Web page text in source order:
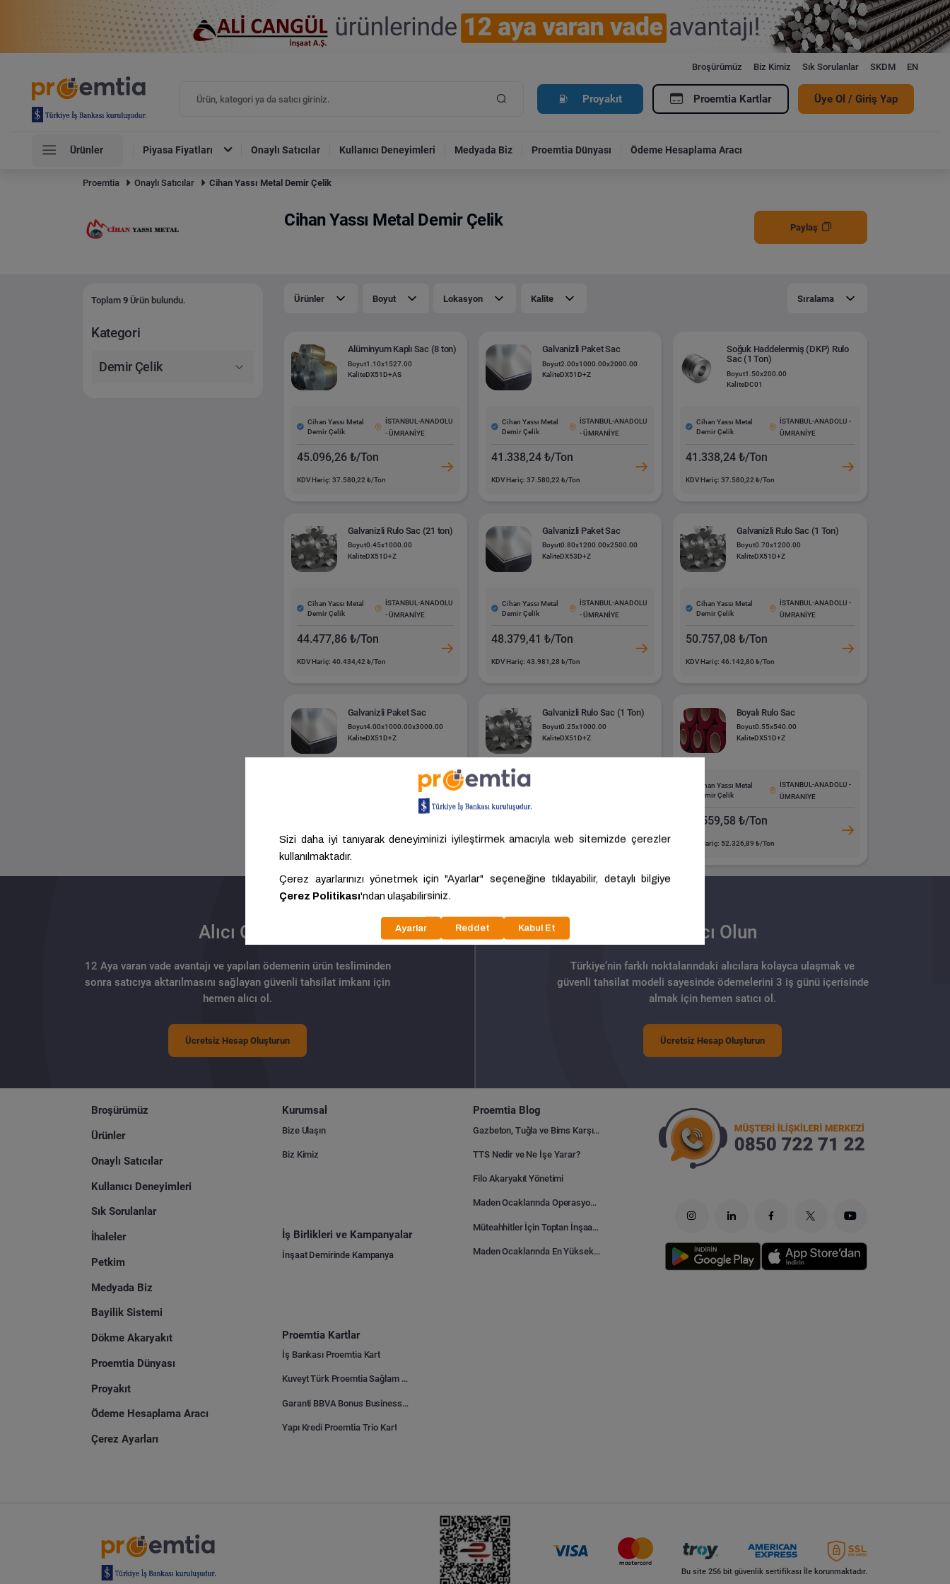
Broşürümüz Biz Kimiz Sık Sorulanlar SKDM EN
Proyakıt Proemtia Kartlar Üye Ol / Giriş Yap
Ürünler Piyasa Fiyatları Onaylı Satıcılar Kullanıcı Deneyimleri Medyada Biz Proemtia Dünyası Ödeme Hesaplama Aracı
Proemtia Onaylı Satıcılar Cihan Yassı Metal Demir Çelik
Cihan Yassı Metal Demir Çelik Paylaş
Toplam9 Ürün bulundu.
Kategori
Demir Çelik
Ürünler Boyut Lokasyon Kalite Sıralama
Alüminyum Kaplı Sac (8 ton)
Boyut1.10x1527.00
KaliteDX51D+AS
Cihan Yassı Metal
Demir Çelik
İSTANBUL-ANADOLU
- ÜMRANİYE
45.096,26 ₺/Ton
KDV Hariç: 37.580,22 ₺/Ton
Galvanizli Paket Sac
Boyut2.00x1000.00x2000.00
KaliteDX51D+Z
Cihan Yassı Metal
Demir Çelik
İSTANBUL-ANADOLU
- ÜMRANİYE
41.338,24 ₺/Ton
KDV Hariç: 37.580,22 ₺/Ton
Soğuk Haddelenmiş (DKP) Rulo
Sac (1 Ton)
Boyut1.50x200.00
KaliteDC01
Cihan Yassı Metal
Demir Çelik
İSTANBUL-ANADOLU -
ÜMRANİYE
41.338,24 ₺/Ton
KDV Hariç: 37.580,22 ₺/Ton
Galvanizli Rulo Sac (21 ton)
Boyut0.45x1000.00
KaliteDX51D+Z
Cihan Yassı Metal
Demir Çelik
İSTANBUL-ANADOLU
- ÜMRANİYE
44.477,86 ₺/Ton
KDV Hariç: 40.434,42 ₺/Ton
Galvanizli Paket Sac
Boyut0.80x1200.00x2500.00
KaliteDX53D+Z
Cihan Yassı Metal
Demir Çelik
İSTANBUL-ANADOLU
- ÜMRANİYE
48.379,41 ₺/Ton
KDV Hariç: 43.981,28 ₺/Ton
Galvanizli Rulo Sac (1 Ton)
Boyut0.70x1200.00
KaliteDX51D+Z
Cihan Yassı Metal
Demir Çelik
İSTANBUL-ANADOLU -
ÜMRANİYE
50.757,08 ₺/Ton
KDV Hariç: 46.142,80 ₺/Ton
Galvanizli Paket Sac
Boyut4.00x1000.00x3000.00
KaliteDX51D+Z
İSTANBUL-ANADOLU
KDV Hariç: 46.618,50 ₺/Ton
Galvanizli Rulo Sac (1 Ton)
Boyut0.25x1000.00
KaliteDX51D+Z
Cihan Yassı Metal
KDV Hariç: 46.618,50 ₺/Ton
Boyalı Rulo Sac
Boyut0.55x540.00
KaliteDX51D+Z
Cihan Yassı Metal
Demir Çelik
İSTANBUL-ANADOLU -
ÜMRANİYE
57.559,58 ₺/Ton
KDV Hariç: 52.326,89 ₺/Ton
Alıcı Olun
12 Aya varan vade avantajı ve yapılan ödemenin ürün tesliminden
sonra satıcıya aktarılmasını sağlayan güvenli tahsilat imkanı için
hemen alıcı ol.
Ücretsiz Hesap Oluşturun
Satıcı Olun
Türkiye’nin farklı noktalarındaki alıcılara kolayca ulaşmak ve
güvenli tahsilat modeli sayesinde ödemelerini 3 iş günü içerisinde
almak için hemen satıcı ol.
Ücretsiz Hesap Oluşturun
Broşürümüz
Ürünler
Onaylı Satıcılar
Kullanıcı Deneyimleri
Sık Sorulanlar
İhaleler
Petkim
Medyada Biz
Bayilik Sistemi
Dökme Akaryakıt
Proemtia Dünyası
Proyakıt
Ödeme Hesaplama Aracı
Çerez Ayarları
Kurumsal
Bize Ulaşın
Biz Kimiz
İş Birlikleri ve Kampanyalar
İnşaat Demirinde Kampanya
Proemtia Kartlar
İş Bankası Proemtia Kart
Kuveyt Türk Proemtia Sağlam Bayi Kart
Garanti BBVA Bonus Business Proemtia Bayi Kart
Yapı Kredi Proemtia Trio Kart
Proemtia Blog
Gazbeton, Tuğla ve Bims Karşılaştırması: Hangisi Daha Avantajlı?
TTS Nedir ve Ne İşe Yarar?
Filo Akaryakıt Yönetimi
Maden Ocaklarında Operasyonel Verimlilik Nasıl Arttırılır?
Müteahhitler İçin Toptan İnşaat Malzemesi Satın Alma Rehberi
Maden Ocaklarında En Yüksek Gider Kalemleri Nelerdir?
Bu site 256 bit güvenlik sertifikası İle korunmaktadır.